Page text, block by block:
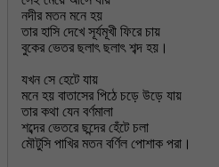
নদীর মতন মনে হয়
তার হাসি দেখে সূর্যমূখী ফিরে চায়
বুকের ভেতর ছলাৎ ছলাৎ শব্দ হয়।
যখন সে হেটে যায়
মনে হয় বাতাসের পিঠে চড়ে উড়ে যায়
তার কথা যেন বর্ণমালা
শব্দের ভেতরে ছন্দের হেঁটে চলা
মৌটুসি পাখির মতন বর্ণিল পোশাক পরা।